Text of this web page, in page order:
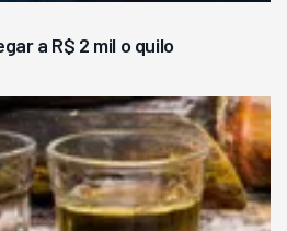
a R$ 2 mil o quilo